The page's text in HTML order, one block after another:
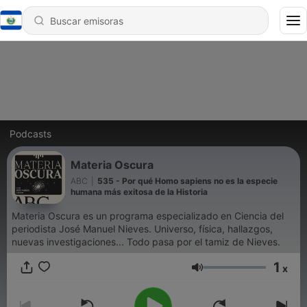
Podcasts
Materia Oscura
ABC
535 - Por qué Homo sapiens no es la especie
humana más exitosa de la Historia
Materia Oscura es un programa especializado en Ciencia del
periodista José Manuel Nieves. Universo, física, hallazgos,
nuevas investigaciones... Todo pasa por el tamiz de Nieves.
Volumen 1 x